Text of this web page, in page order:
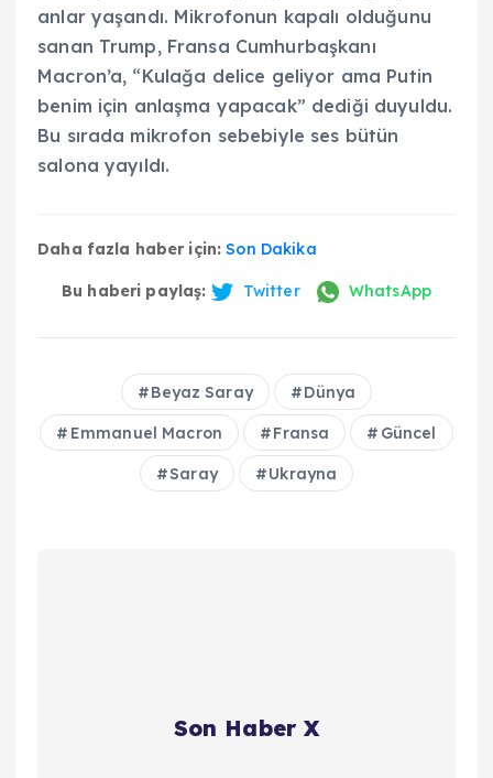
anlar yaşandı. Mikrofonun kapalı olduğunu
sanan Trump, Fransa Cumhurbaşkanı
Macron’a, “Kulağa delice geliyor ama Putin
benim için anlaşma yapacak” dediği duyuldu.
Bu sırada mikrofon sebebiyle ses bütün
salona yayıldı.
Daha fazla haber için: Son Dakika
Bu haberi paylaş: Twitter WhatsApp
Beyaz Saray Dünya
Emmanuel Macron Fransa Güncel
Saray Ukrayna
Son Haber X